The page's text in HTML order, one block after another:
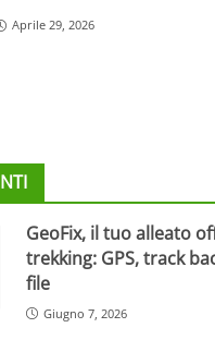
Aprile 29, 2026
GeoFix, il tuo alleato
trekking: GPS, track
file
Giugno 7, 2026